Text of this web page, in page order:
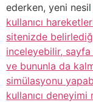
ederken, yeni nesil
kullanıcı
sitenizde
inceleyebilir,
ve bununla da
simülasyonu
kullanıcı